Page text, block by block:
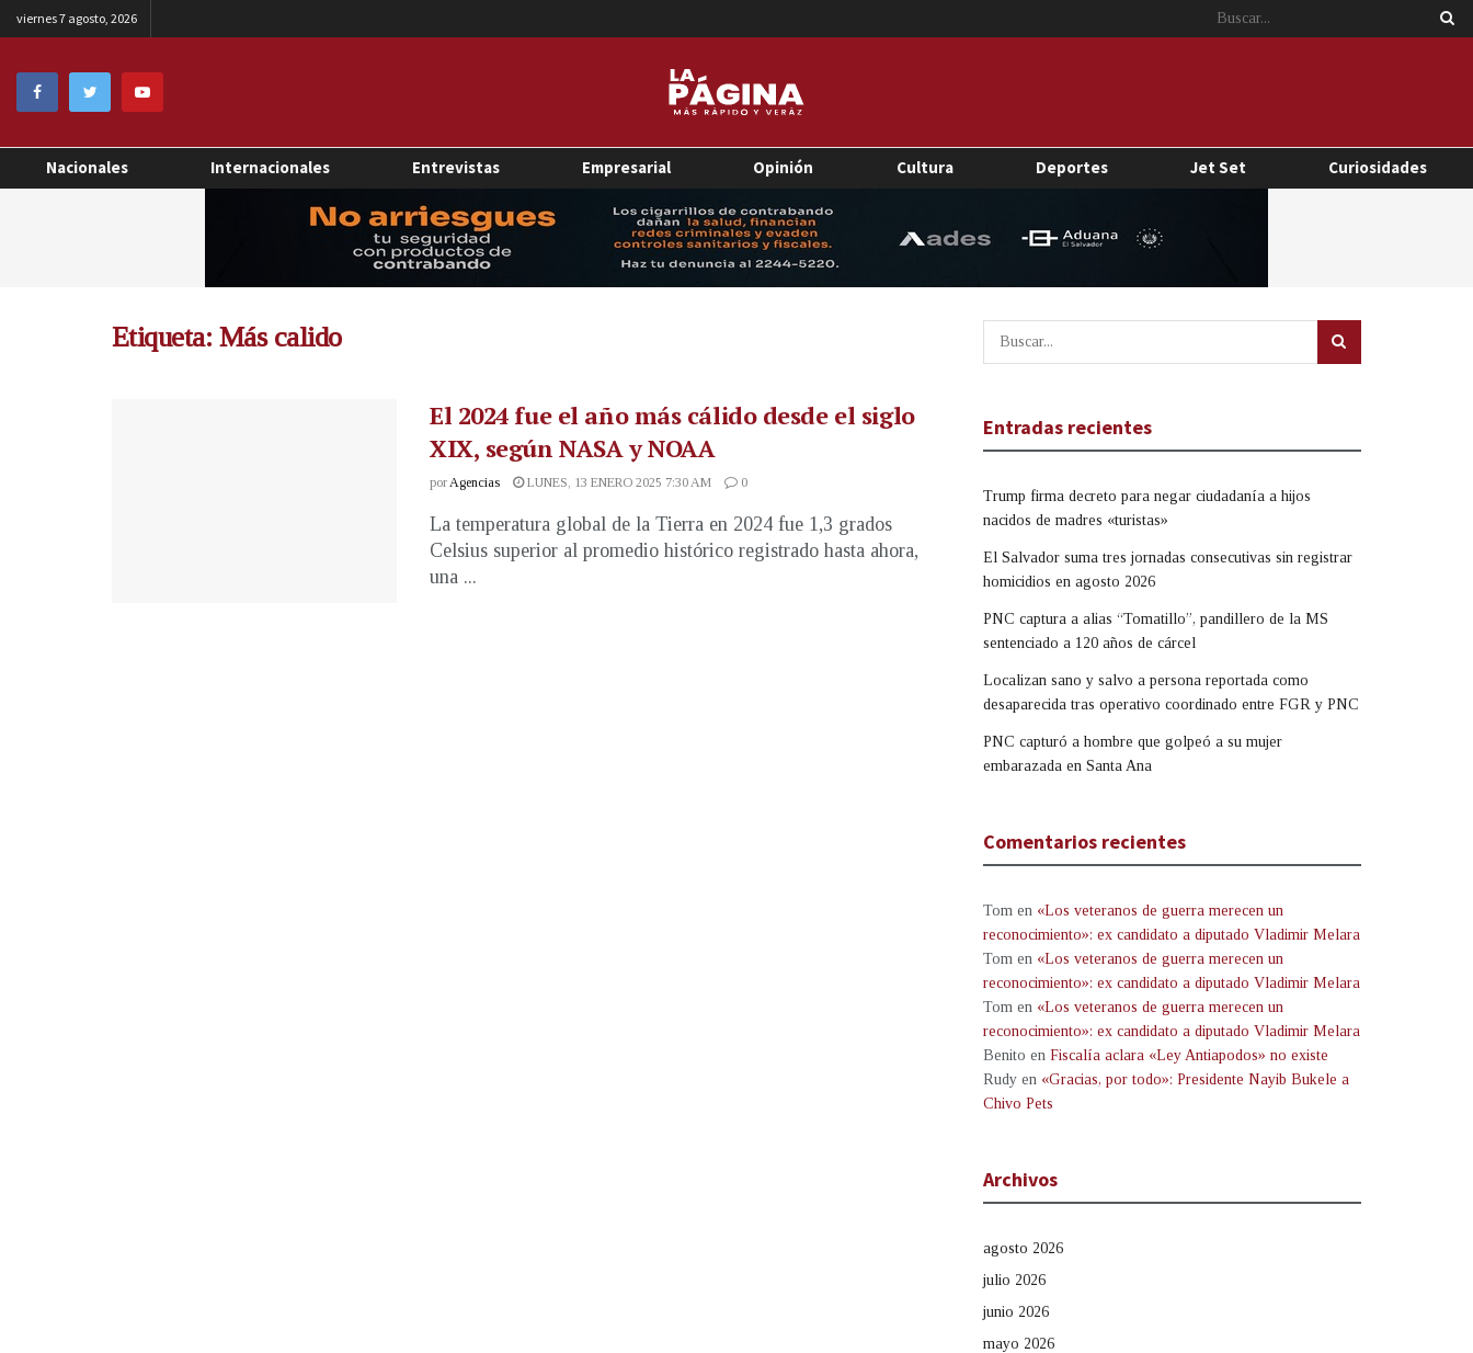
viernes 7 agosto, 2026
Nacionales Internacionales Entrevistas Empresarial Opinión Cultura Deportes Jet Set Curiosidades
Etiqueta: Más calido
El 2024 fue el año más cálido desde el siglo
XIX, según NASA y NOAA
porAgencias LUNES, 13 ENERO 2025 7:30 AM 0
La temperatura global de la Tierra en 2024 fue 1,3 grados
Celsius superior al promedio histórico registrado hasta ahora,
una ...
Entradas recientes
Trump firma decreto para negar ciudadanía a hijos
nacidos de madres «turistas»
El Salvador suma tres jornadas consecutivas sin registrar
homicidios en agosto 2026
PNC captura a alias “Tomatillo”, pandillero de la MS
sentenciado a 120 años de cárcel
Localizan sano y salvo a persona reportada como
desaparecida tras operativo coordinado entre FGR y PNC
PNC capturó a hombre que golpeó a su mujer
embarazada en Santa Ana
Comentarios recientes
Tom en «Los veteranos de guerra merecen un
reconocimiento»: ex candidato a diputado Vladimir Melara
Tom en «Los veteranos de guerra merecen un
reconocimiento»: ex candidato a diputado Vladimir Melara
Tom en «Los veteranos de guerra merecen un
reconocimiento»: ex candidato a diputado Vladimir Melara
Benito en Fiscalía aclara «Ley Antiapodos» no existe
Rudy en «Gracias, por todo»: Presidente Nayib Bukele a
Chivo Pets
Archivos
agosto 2026
julio 2026
junio 2026
mayo 2026